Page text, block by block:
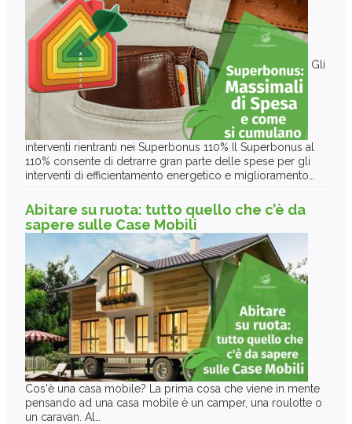
Gli
interventi rientranti nei Superbonus 110% Il Superbonus al
110% consente di detrarre gran parte delle spese per gli
interventi di efficientamento energetico e miglioramento…
Abitare su ruota: tutto quello che c’è da
sapere sulle Case Mobili
Cos'è una casa mobile? La prima cosa che viene in mente
pensando ad una casa mobile è un camper, una roulotte o
un caravan. Al…